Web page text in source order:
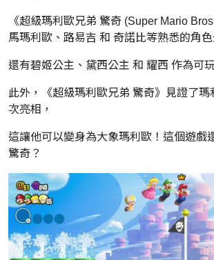
《超級瑪利歐兄弟 驚奇 (Super Mario
馬瑪利歐、路易吉 和 奇諾比等熟悉的角色
還有碧姬公主、黛西公主 和 耀西 作為可
此外，《超級瑪利歐兄弟 驚奇》
見證了瑪
次亮相，
這讓他可以變身為大象瑪利歐 ！ 這個遊戲
驚奇？